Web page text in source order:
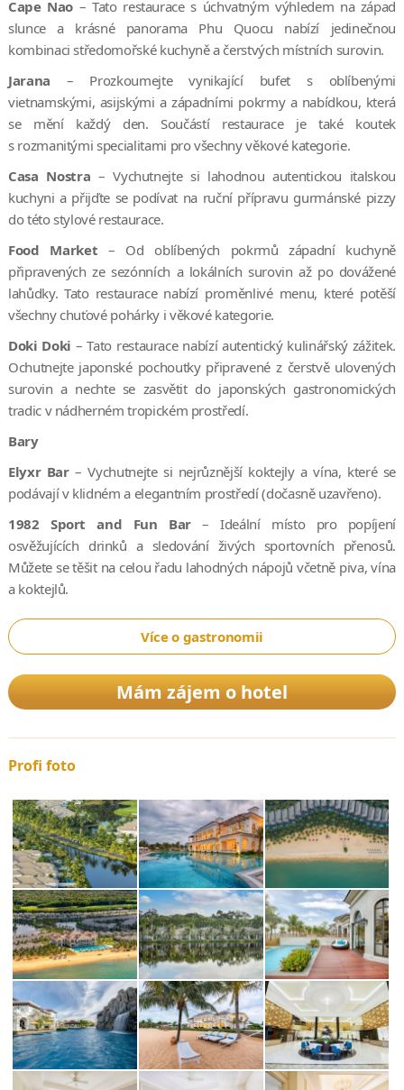
Cape Nao – Tato restaurace s úchvatným výhledem na západ
slunce a krásné panorama Phu Quocu nabízí jedinečnou
kombinaci středomořské kuchyně a čerstvých místních surovin.
Jarana – Prozkoumejte vynikající bufet s oblíbenými
vietnamskými, asijskými a západními pokrmy a nabídkou, která
se mění každý den. Součástí restaurace je také koutek
s rozmanitými specialitami pro všechny věkové kategorie.
Casa Nostra – Vychutnejte si lahodnou autentickou italskou
kuchyni a přijďte se podívat na ruční přípravu gurmánské pizzy
do této stylové restaurace.
Food Market – Od oblíbených pokrmů západní kuchyně
připravených ze sezónních a lokálních surovin až po dovážené
lahůdky. Tato restaurace nabízí proměnlivé menu, které potěší
všechny chuťové pohárky i věkové kategorie.
Doki Doki – Tato restaurace nabízí autentický kulinářský zážitek.
Ochutnejte japonské pochoutky připravené z čerstvě ulovených
surovin a nechte se zasvětit do japonských gastronomických
tradic v nádherném tropickém prostředí.
Bary
Elyxr Bar– Vychutnejte si nejrůznější koktejly a vína, které se
podávají v klidném a elegantním prostředí (dočasně uzavřeno).
1982 Sport and Fun Bar– Ideální místo pro popíjení
osvěžujících drinků a sledování živých sportovních přenosů.
Můžete se těšit na celou řadu lahodných nápojů včetně piva, vína
a koktejlů.
Více o gastronomii
Mám zájem o hotel
Profi foto